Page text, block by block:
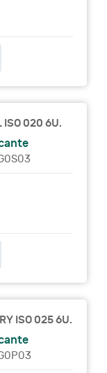
ISO 020 6U.
ISO 025 6U.